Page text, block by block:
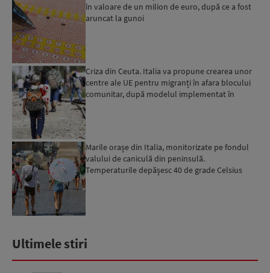
în valoare de un milion de euro, după ce a fost
aruncat la gunoi
Criza din Ceuta. Italia va propune crearea unor
centre ale UE pentru migranți în afara blocului
comunitar, după modelul implementat în
Marile orașe din Italia, monitorizate pe fondul
valului de caniculă din peninsulă.
Temperaturile depășesc 40 de grade Celsius
Ultimele stiri